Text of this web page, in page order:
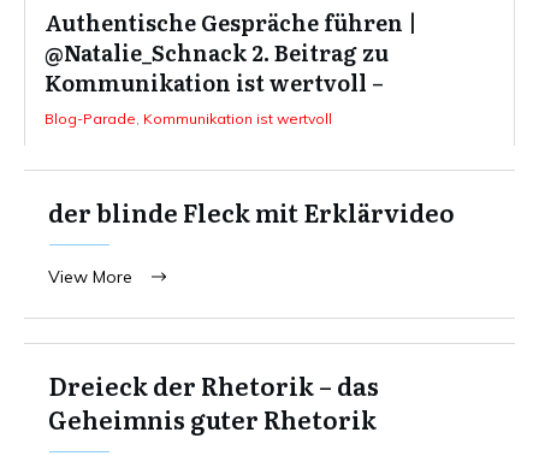
Authentische Gespräche führen |
@Natalie_Schnack 2. Beitrag zu
Kommunikation ist wertvoll –
Blog-Parade Kommunikation ist wertvoll
der blinde Fleck mit Erklärvideo
View More
Dreieck der Rhetorik – das
Geheimnis guter Rhetorik